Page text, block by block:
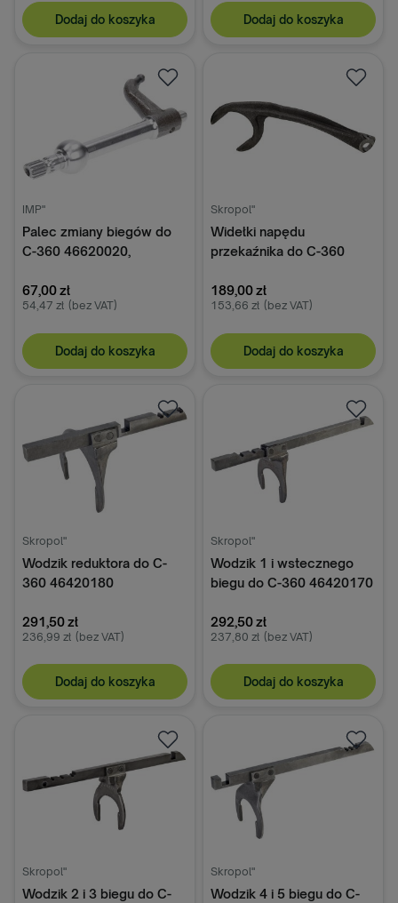
Dodaj do koszyka Dodaj do koszyka
IMP"
Palec zmiany biegów do
C-360 46620020,
67,00 zł
54,47 zł (bez VAT)
Dodaj do koszyka
Skropol"
Widełki napędu
przekaźnika do C-360
189,00 zł
153,66 zł (bez VAT)
Dodaj do koszyka
Skropol"
Wodzik reduktora do C-
360 46420180
291,50 zł
236,99 zł (bez VAT)
Dodaj do koszyka
Skropol"
Wodzik 1 i wstecznego
biegu do C-360 46420170
292,50 zł
237,80 zł (bez VAT)
Dodaj do koszyka
Skropol"
Wodzik 2 i 3 biegu do C-
Skropol"
Wodzik 4 i 5 biegu do C-